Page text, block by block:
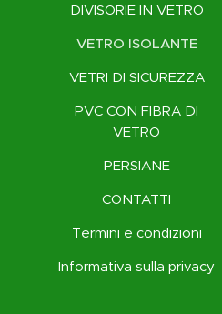
DIVISORIE IN VETRO
VETRO ISOLANTE
VETRI DI SICUREZZA
PVC CON FIBRA DI
VETRO
PERSIANE
CONTATTI
Termini e condizioni
Informativa sulla privacy